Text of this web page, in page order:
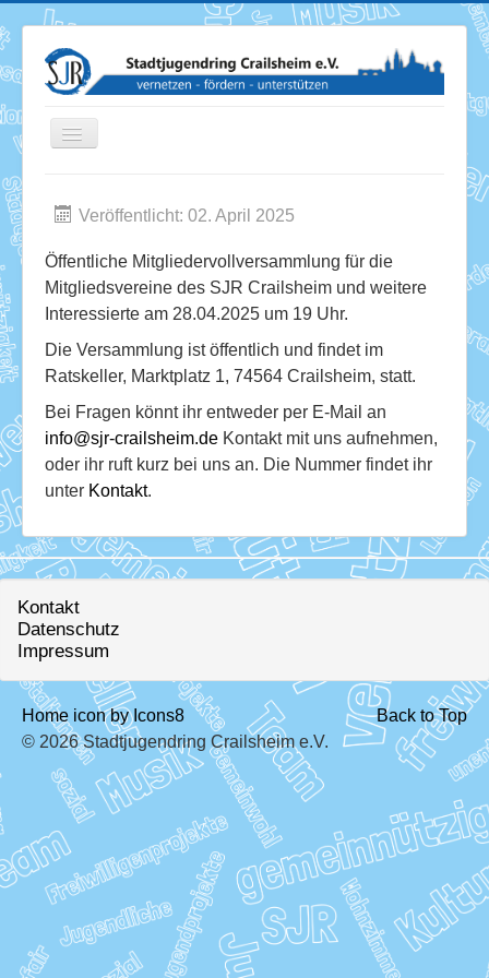
Toggle
Termine
Über uns
Mitglieder
Förderung
Services
Download
Ausleihe
Ratskeller
Veröffentlicht: 02. April 2025
Öffentliche Mitgliedervollversammlung für die
Mitgliedsvereine des SJR Crailsheim und weitere
Interessierte am 28.04.2025 um 19 Uhr.
Die Versammlung ist öffentlich und findet im
Ratskeller, Marktplatz 1, 74564 Crailsheim, statt.
Bei Fragen könnt ihr entweder per E-Mail an
info@sjr-crailsheim.de Kontakt mit uns aufnehmen,
oder ihr ruft kurz bei uns an. Die Nummer findet ihr
unter Kontakt.
Kontakt
Datenschutz
Impressum
Home icon by Icons8
Back to Top
© 2026 Stadtjugendring Crailsheim e.V.